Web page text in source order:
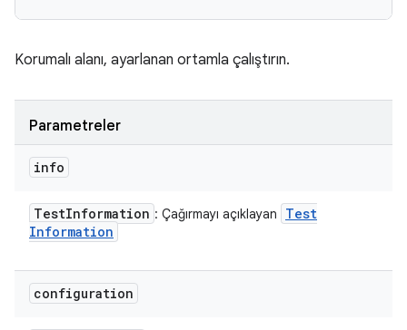
Korumalı alanı, ayarlanan ortamla çalıştırın.
Parametreler
info
TestInformation : Çağırmayı açıklayan
Test
Information
configuration